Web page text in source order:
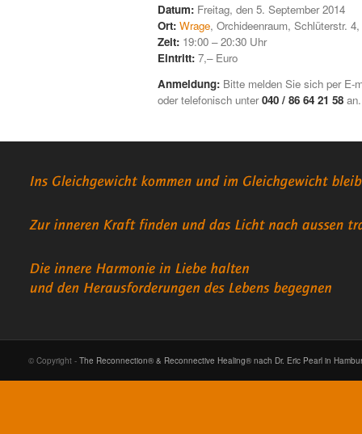
Datum: Freitag, den 5. September 2014
Ort: Wrage, Orchideenraum, Schlüterstr.
Zeit: 19:00 – 20:30 Uhr
Eintritt: 7,– Euro
Anmeldung: Bitte melden Sie sich per E-
oder telefonisch unter040 / 86 64 21 58 an.
© Copyright - The Reconnection® & Reconnective Healing® nach Dr. Eric Pearl in